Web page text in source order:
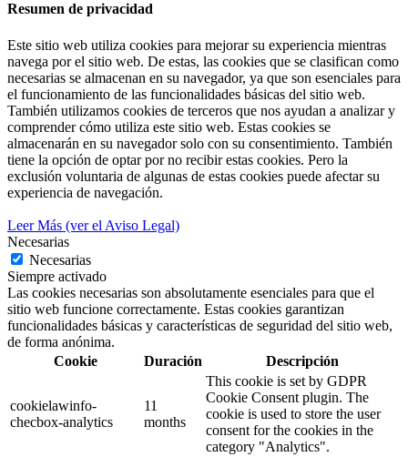
Resumen de privacidad
Este sitio web utiliza cookies para mejorar su experiencia mientras
navega por el sitio web. De estas, las cookies que se clasifican como
necesarias se almacenan en su navegador, ya que son esenciales para
el funcionamiento de las funcionalidades básicas del sitio web.
También utilizamos cookies de terceros que nos ayudan a analizar y
comprender cómo utiliza este sitio web. Estas cookies se
almacenarán en su navegador solo con su consentimiento. También
tiene la opción de optar por no recibir estas cookies. Pero la
exclusión voluntaria de algunas de estas cookies puede afectar su
experiencia de navegación.
Leer Más (ver el Aviso Legal)
Necesarias
Necesarias
Siempre activado
Las cookies necesarias son absolutamente esenciales para que el
sitio web funcione correctamente. Estas cookies garantizan
funcionalidades básicas y características de seguridad del sitio web,
de forma anónima.
Cookie
Duración Descripción
cookielawinfo-
checbox-analytics
11
months
This cookie is set by GDPR
Cookie Consent plugin. The
cookie is used to store the user
consent for the cookies in the
category "Analytics".